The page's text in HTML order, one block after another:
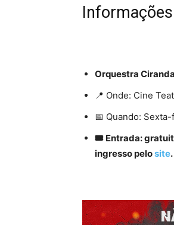
Orquestra
📍 Onde: Cine
📅 Quando:
🎟️ Entrada:
ingresso pelosite.